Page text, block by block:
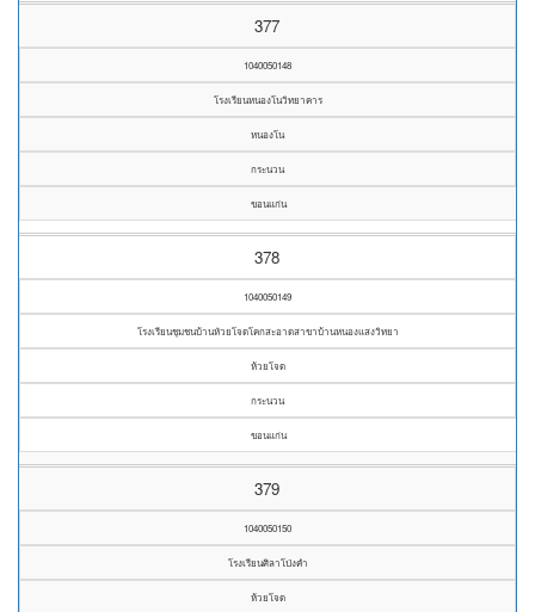
377
1040050148
โรงเรียนหนองโนวิทยาคาร
หนองโน
กระนวน
ขอนแก่น
378
1040050149
โรงเรียนชุมชนบ้านหัวยโจดโคกสะอาดสาขาบ้านหนองแสงวิทยา
ห้วยโจด
กระนวน
ขอนแก่น
379
1040050150
โรงเรียนศิลาโป่งคำ
ห้วยโจด